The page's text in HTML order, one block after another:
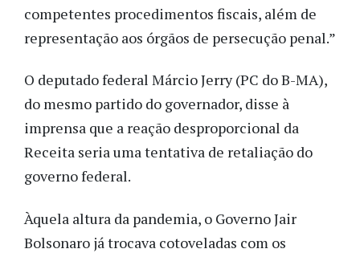
competentes procedimentos fiscais, além de
representação aos órgãos de persecução penal.”
O deputado federal Márcio Jerry (PC do B-MA),
do mesmo partido do governador, disse à
imprensa que a reação desproporcional da
Receita seria uma tentativa de retaliação do
governo federal.
Àquela altura da pandemia, o Governo Jair
Bolsonaro já trocava cotoveladas com os